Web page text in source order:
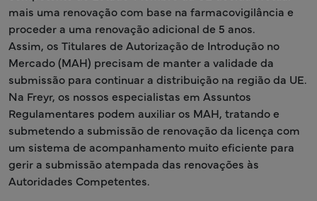
mais uma renovação com base na farmacovigilância e
proceder a uma renovação adicional de 5 anos.
Assim, os Titulares de Autorização de Introdução no
Mercado (MAH) precisam de manter a validade da
submissão para continuar a distribuição na região da UE.
Na Freyr, os nossos especialistas em Assuntos
Regulamentares podem auxiliar os MAH, tratando e
submetendo a submissão de renovação da licença com
um sistema de acompanhamento muito eficiente para
gerir a submissão atempada das renovações às
Autoridades Competentes.